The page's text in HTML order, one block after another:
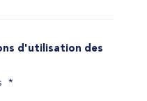
d'utilisation des
*